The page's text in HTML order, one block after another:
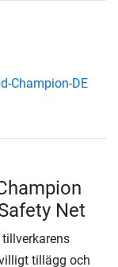
Champion-DE
Net
tillägg och